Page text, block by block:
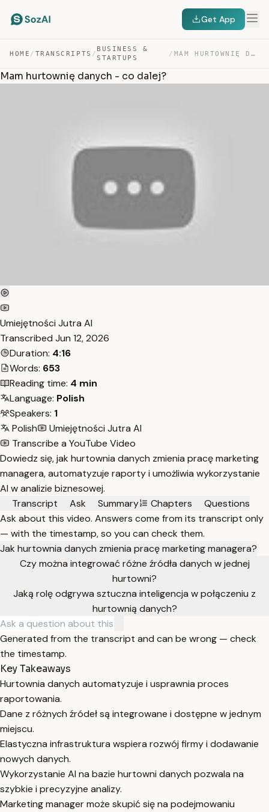
Get App
HOME / TRANSCRIPTS /
BUSINESS &
STARTUPS
/ MAM HURTOWNIĘ DANYCH – CO DALEJ? — TRANSCRIPT
Mam hurtownię danych - co dalej?
Umiejętności Jutra AI
Transcribed Jun 12, 2026
Duration: 4:16
Words: 653
Reading time: 4 min
Language: Polish
Speakers: 1
Polish
Umiejętności Jutra AI
Transcribe a YouTube Video
Dowiedz się, jak hurtownia danych zmienia pracę marketing
managera, automatyzuje raporty i umożliwia wykorzystanie
AI w analizie biznesowej.
Transcript
Ask Summary Chapters
Questions
Ask about this video. Answers come from its transcript only
— with the timestamp, so you can check them.
Jak hurtownia danych zmienia pracę marketing managera?
Czy można integrować różne źródła danych w jednej
hurtowni?
Jaką rolę odgrywa sztuczna inteligencja w połączeniu z
hurtownią danych?
Generated from the transcript and can be wrong — check
the timestamp.
Key Takeaways
Hurtownia danych automatyzuje i usprawnia proces
raportowania.
Dane z różnych źródeł są integrowane i dostępne w jednym
miejscu.
Elastyczna infrastruktura wspiera rozwój firmy i dodawanie
nowych danych.
Wykorzystanie AI na bazie hurtowni danych pozwala na
szybkie i precyzyjne analizy.
Marketing manager może skupić się na podejmowaniu